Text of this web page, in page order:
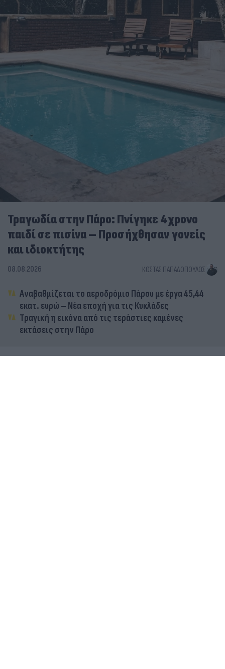
Τραγωδία στην Πάρο: Πνίγηκε 4χρονο
παιδί σε πισίνα – Προσήχθησαν γονείς
και ιδιοκτήτης
08.08.2026 ΚΏΣΤΑΣ ΠΑΠΑΔΌΠΟΥΛΟΣ
Αναβαθμίζεται το αεροδρόμιο Πάρου με έργα 45,44
εκατ. ευρώ – Νέα εποχή για τις Κυκλάδες
Τραγική η εικόνα από τις τεράστιες καμένες
εκτάσεις στην Πάρο